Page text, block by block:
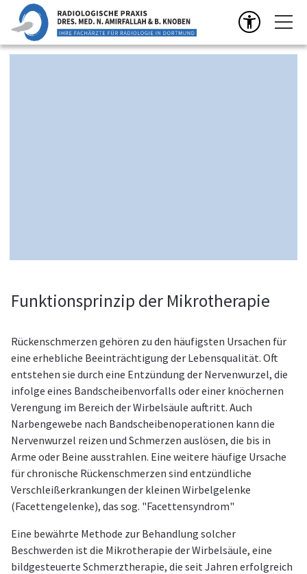
Funktions­prinzip der Mikrotherapie
Rückenschmerzen gehören zu den häufigsten Ursachen für
eine erhebliche Beeinträchtigung der Lebensqualität. Oft
entstehen sie durch eine Entzündung der Nervenwurzel, die
infolge eines Bandscheibenvorfalls oder einer knöchernen
Verengung im Bereich der Wirbelsäule auftritt. Auch
Narbengewebe nach Bandscheibenoperationen kann die
Nervenwurzel reizen und Schmerzen auslösen, die bis in
Arme oder Beine ausstrahlen. Eine weitere häufige Ursache
für chronische Rückenschmerzen sind entzündliche
Verschleißerkrankungen der kleinen Wirbelgelenke
(Facettengelenke), das sog. "Facettensyndrom"
Eine bewährte Methode zur Behandlung solcher
Beschwerden ist die Mikrotherapie der Wirbelsäule, eine
bildgesteuerte Schmerztherapie, die seit Jahren erfolgreich